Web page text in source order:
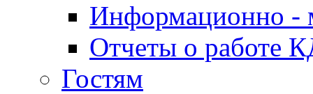
Информационно -
Отчеты о работе
Гостям